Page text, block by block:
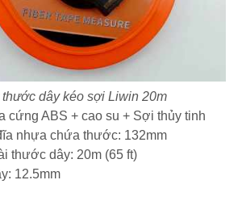
dây kéo sợi Liwin 20m
cứng ABS + cao su + Sợi thủy tinh
nhựa chứa thước: 132mm
thước dây: 20m (65 ft)
12.5mm